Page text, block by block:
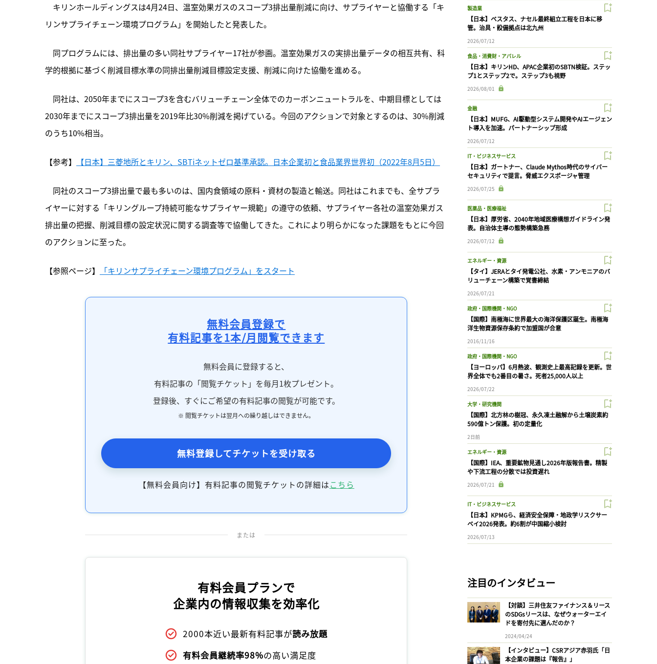
キリンホールディングスは4月24日、温室効果ガスのスコープ3排出量削減に向け、サプライヤーと協働する「キ
リンサプライチェーン環境プログラム」を開始したと発表した。
同プログラムには、 排出量の多い同社サプライヤー17社が参画。温室効果ガスの実排出量データの相互共有、科
学的根拠に基づく削減目標水準の同排出量削減目標設定支援、削減に向けた協働を進める。
同社は、2050年までにスコープ3を含むバリューチェーン全体でのカーボンニュートラルを、中期目標としては
2030年までにスコープ3排出量を2019年比30%削減を掲げている。今回のアクションで対象とするのは、30%削減
のうち10%相当。
【参考】 【日本】三菱地所とキリン、SBTiネットゼロ基準承認。日本企業初と食品業界世界初（2022年8月5日）
同社のスコープ3排出量で最も多いのは、国内食領域の原料・資材の製造と輸送。同社はこれまでも、全サプラ
イヤーに対する「キリングループ持続可能なサプライヤー規範」の遵守の依頼、サプライヤー各社の温室効果ガス
排出量の把握、削減目標の設定状況に関する調査等で協働してきた。これにより明らかになった課題をもとに今回
のアクションに至った。
【参照ページ】 「キリンサプライチェーン環境プログラム」をスタート
無料会員登録で
有料記事を1本/月閲覧できます
無料会員に登録すると、
有料記事の「閲覧チケット」を毎月1枚プレゼント。
登録後、すぐにご希望の有料記事の閲覧が可能です。
※ 閲覧チケットは翌月への繰り越しはできません。
無料登録してチケットを受け取る
【無料会員向け】有料記事の閲覧チケットの詳細はこちら
または
有料会員プランで
企業内の情報収集を効率化
2000本近い最新有料記事が読み放題
有料会員継続率98%の高い満足度
製造業
【日本】ベスタス、ナセル最終組立工程を日本に移
管。治具・設備拠点は北九州
2026/07/12
食品・消費財・アパレル
【日本】キリンHD、APAC企業初のSBTN検証。ステッ
プ1とステップ2で。ステップ3も視野
2026/08/01
金融
【日本】MUFG、AI駆動型システム開発やAIエージェン
ト導入を加速。パートナーシップ形成
2026/07/12
IT・ビジネスサービス
【日本】ガートナー、Claude Mythos時代のサイバー
セキュリティで提言。脅威エクスポージャ管理
2026/07/25
医薬品・医療福祉
【日本】厚労省、2040年地域医療構想ガイドライン発
表。自治体主導の態勢構築急務
2026/07/12
エネルギー・資源
【タイ】JERAとタイ発電公社、水素・アンモニアのバ
リューチェーン構築で覚書締結
2026/07/21
政府・国際機関・NGO
【国際】南極海に世界最大の海洋保護区誕生。南極海
洋生物資源保存条約で加盟国が合意
2016/11/16
政府・国際機関・NGO
【ヨーロッパ】6月熱波、観測史上最高記録を更新。世
界全体でも2番目の暑さ。死者25,000人以上
2026/07/22
大学・研究機関
【国際】北方林の樹冠、永久凍土融解から土壌炭素約
590億トン保護。初の定量化
2日前
エネルギー・資源
【国際】IEA、重要鉱物見通し2026年版報告書。精製
や下流工程の分散では投資遅れ
2026/07/21
IT・ビジネスサービス
【日本】KPMGら、経済安全保障・地政学リスクサー
ベイ2026発表。約6割が中国縮小検討
2026/07/13
注目のインタビュー
【対談】三井住友ファイナンス＆リース
のSDGsリースは、なぜウォーターエイ
ドを寄付先に選んだのか？
2024/04/24
【インタビュー】CSRアジア赤羽氏「日
本企業の課題は『報告』」
記事をお気に入りに保存するには
ログインが必要です